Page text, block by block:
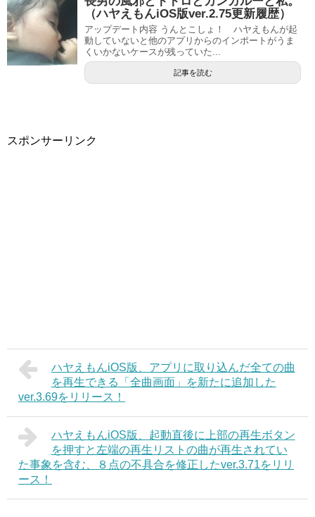
（ハヤえもんiOS版ver.2.75更新履歴）
アップデート内容 うんとこしょ！ ハヤえもんが起
動していないと他のアプリからのインポートがうま
くいかないケースが残っていた...
記事を読む
スポンサーリンク
ハヤえもんiOS版、アプリに取り込んだ全ての曲
を再生できる「全曲画面」を新たに追加した
ver.3.69をリリース！
ハヤえもんiOS版、起動直後に上部の再生ボタン
を押すと左端の再生リストの曲が再生されてい
た事象を含む、８点の不具合を修正したver.3.71をリリ
ース！